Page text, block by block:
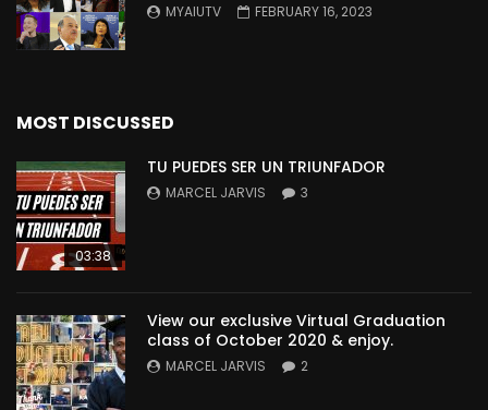
MYAIUTV FEBRUARY 16, 2023
MOST DISCUSSED
03:38
TU PUEDES SER UN TRIUNFADOR
MARCEL JARVIS 3
View our exclusive Virtual Graduation
class of October 2020 & enjoy.
MARCEL JARVIS 2